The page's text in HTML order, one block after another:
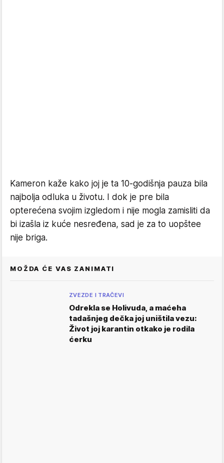
Kameron kaže kako joj je ta 10-godišnja pauza bila
najbolja odluka u životu. I dok je pre bila
opterećena svojim izgledom i nije mogla zamisliti da
bi izašla iz kuće nesređena, sad je za to uopštee
nije briga.
MOŽDA ĆE VAS ZANIMATI
ZVEZDE I TRAČEVI
Odrekla se Holivuda, a maćeha
tadašnjeg dečka joj uništila vezu:
Život joj karantin otkako je rodila
ćerku